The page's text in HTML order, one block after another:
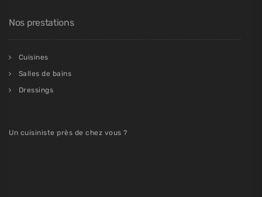
Nos prestations
Cuisines
Salles de bains
Dressings
Un cuisiniste près de chez vous ?